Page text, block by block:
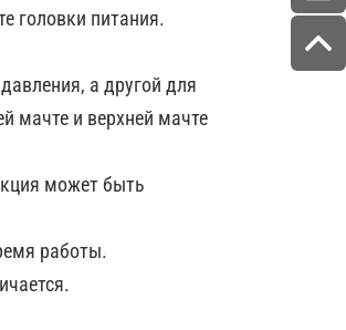
головки питания.
а другой для
мачте и верхней мачте
может быть
работы.